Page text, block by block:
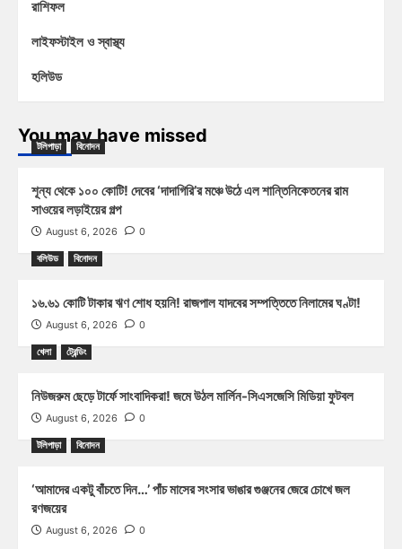
রাশিফল
লাইফস্টাইল ও স্বাস্থ্য
হলিউড
You may have missed
টলিপাড়া বিনোদন
শূন্য থেকে ১০০ কোটি! দেবের ‘দাদাগিরি’র মঞ্চে উঠে এল শান্তিনিকেতনের রাম
সাওয়ের লড়াইয়ের গল্প
August 6, 2026 0
বলিউড বিনোদন
১৬.৬১ কোটি টাকার ঋণ শোধ হয়নি! রাজপাল যাদবের সম্পত্তিতে নিলামের ঘণ্টা!
August 6, 2026 0
খেলা ট্রেন্ডিং
নিউজরুম ছেড়ে টার্ফে সাংবাদিকরা! জমে উঠল মার্লিন-সিএসজেসি মিডিয়া ফুটবল
August 6, 2026 0
টলিপাড়া বিনোদন
‘আমাদের একটু বাঁচতে দিন…’ পাঁচ মাসের সংসার ভাঙার গুঞ্জনের জেরে চোখে জল
রণজয়ের
August 6, 2026 0